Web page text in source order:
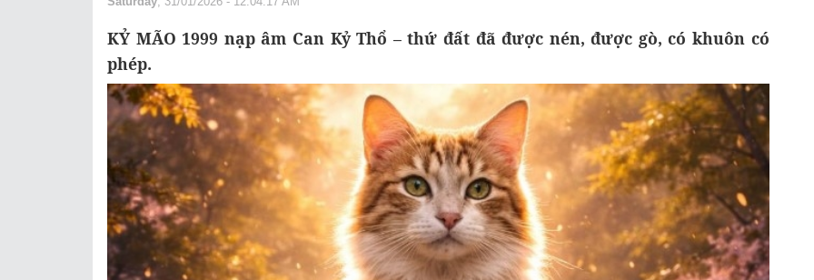
KỶ MÃO 1999 nạp âm Can Kỷ Thổ – thứ đất đã được nén, được gò, có khuôn có
phép.